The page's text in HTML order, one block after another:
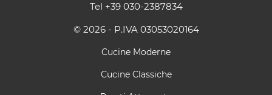
Tel +39 030-2387834
© 2026 - P.IVA 03053020164
Cucine Moderne
Cucine Classiche